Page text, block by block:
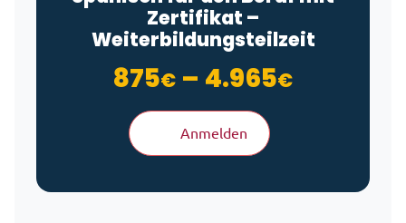
Zertifikat –
Weiterbildungsteilzeit
875€ – 4.965€
Anmelden